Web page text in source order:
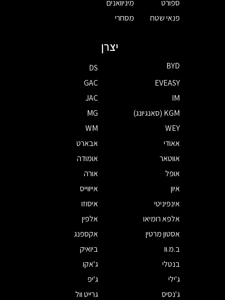
ספורט
פנאי שטח
מיניוואנים
מסחרי
יצרן
BYD
DS
EVEASY
GAC
IM
JAC
KGM (סאנגיונג)
MG
WEY
WM
אאודי
אבארט
אווטאר
אומודה
אופל
אורה
איון
אייווייס
אינפיניטי
איסוזו
אלפא רומיאו
אלפין
אסטון מרטין
אקספנג
ב.מ.וו
ביואיק
בנטלי
ג'אקו
ג'ילי
ג'יפ
ג'נסיס
גרייט וול